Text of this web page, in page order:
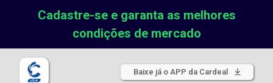
Cadastre-se e garanta as melhores
condições de mercado
Baixe já o APP da Cardeal